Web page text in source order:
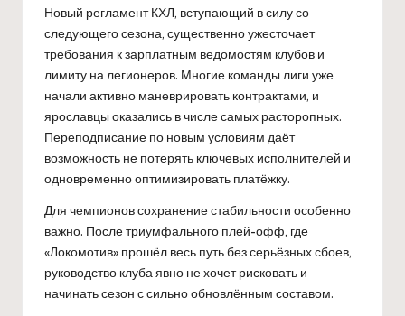
Новый регламент КХЛ, вступающий в силу со
следующего сезона, существенно ужесточает
требования к зарплатным ведомостям клубов и
лимиту на легионеров. Многие команды лиги уже
начали активно маневрировать контрактами, и
ярославцы оказались в числе самых расторопных.
Переподписание по новым условиям даёт
возможность не потерять ключевых исполнителей и
одновременно оптимизировать платёжку.
Для чемпионов сохранение стабильности особенно
важно. После триумфального плей-офф, где
«Локомотив» прошёл весь путь без серьёзных сбоев,
руководство клуба явно не хочет рисковать и
начинать сезон с сильно обновлённым составом.